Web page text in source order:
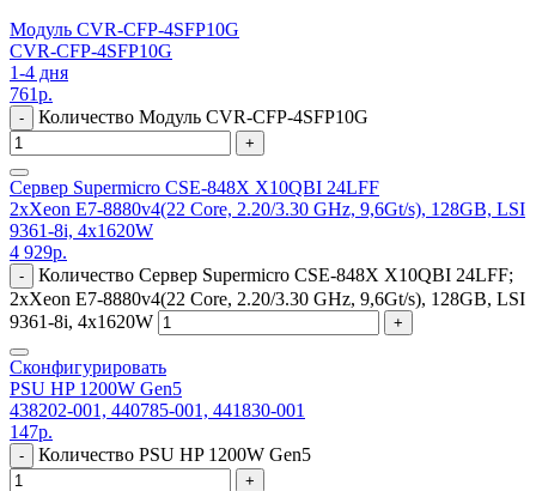
Модуль CVR-CFP-4SFP10G
CVR-CFP-4SFP10G
1-4 дня
761р.
- Количество Модуль CVR-CFP-4SFP10G
+
Сервер Supermicro CSE-848X X10QBI 24LFF
2xXeon E7-8880v4(22 Core, 2.20/3.30 GHz, 9,6Gt/s), 128GB, LSI
9361-8i, 4x1620W
4 929р.
-
Количество Сервер Supermicro CSE-848X X10QBI 24LFF;
2xXeon E7-8880v4(22 Core, 2.20/3.30 GHz, 9,6Gt/s), 128GB, LSI
9361-8i, 4x1620W
+
Сконфигурировать
PSU HP 1200W Gen5
438202-001, 440785-001, 441830-001
147р.
- Количество PSU HP 1200W Gen5
+